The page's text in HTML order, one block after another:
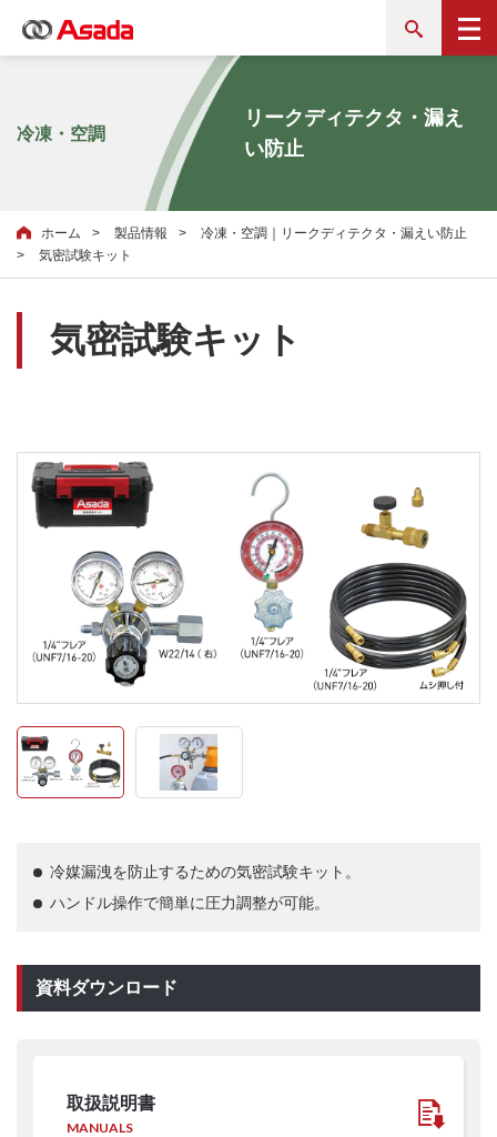
冷凍・空調
リークディテクタ・漏え
い防止
ホーム 製品情報
冷凍・空調｜リークディテクタ・漏えい防止
気密試験キット
気密試験キット
冷媒漏洩を防止するための気密試験キット。
ハンドル操作で簡単に圧力調整が可能。
資料ダウンロード
取扱説明書
MANUALS